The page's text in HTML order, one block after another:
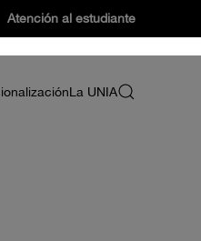
Atención al estudiante
La UNIA